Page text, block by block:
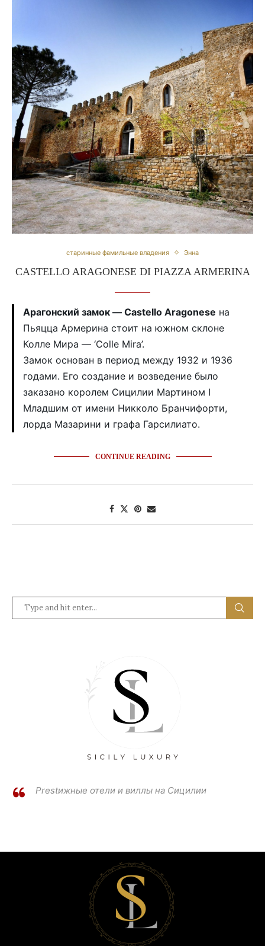
старинные фамильные владения Энна
CASTELLO ARAGONESE DI PIAZZA ARMERINA
Арагонский замок — Castello Aragonese на
Пьяцца Армерина стоит на южном склоне
Колле Мира — ‘Colle Mira’.
Замок основан в период между 1932 и 1936
годами. Его создание и возведение было
заказано королем Сицилии Мартином I
Младшим от имени Никколо Бранчифорти,
лорда Мазарини и графа Гарсилиато.
CONTINUE READING
Prestижные отели и виллы на Сицилии